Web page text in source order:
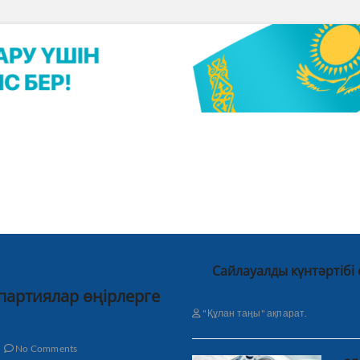
өңірлерге
No Comments
Сайлауалды
"Құлан таңы" ақпарат.